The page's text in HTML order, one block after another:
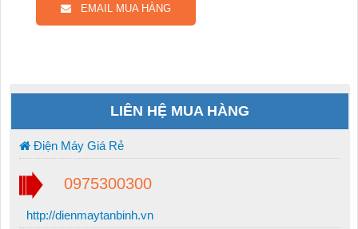
EMAIL MUA HÀNG
LIÊN HỆ MUA HÀNG
Điện Máy Giá Rẻ
0975300300
http://dienmaytanbinh.vn